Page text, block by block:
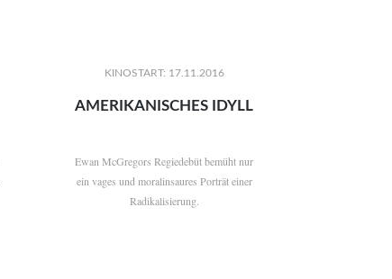
KINOSTART: 17.11.2016
AMERIKANISCHES IDYLL
Ewan McGregors Regiedebüt bemüht nur
ein vages und moralinsaures Porträt einer
Radikalisierung.